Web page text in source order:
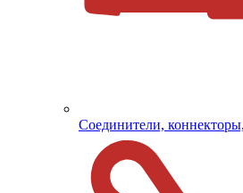
Соединители,